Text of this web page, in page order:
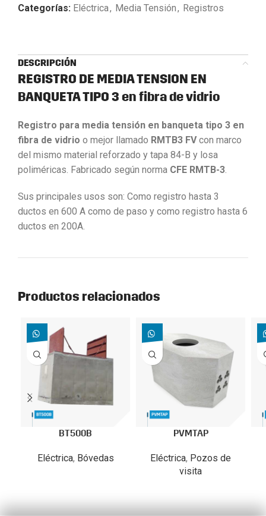
Categorías: Eléctrica, Media Tensión, Registros
DESCRIPCIÓN
REGISTRO DE MEDIA TENSION EN
BANQUETA TIPO 3 en fibra de vidrio
Registro para media tensión en banqueta tipo 3 en
fibra de vidrio o mejor llamado RMTB3 FVcon marco
del mismo material reforzado y tapa 84-B y losa
poliméricas. Fabricado según norma CFE RMTB-3.
Sus principales usos son: Como registro hasta 3
ductos en 600 A como de paso y como registro hasta 6
ductos en 200A.
Productos relacionados
BT500B
Eléctrica, Bóvedas
PVMTAP
Eléctrica, Pozos de
visita